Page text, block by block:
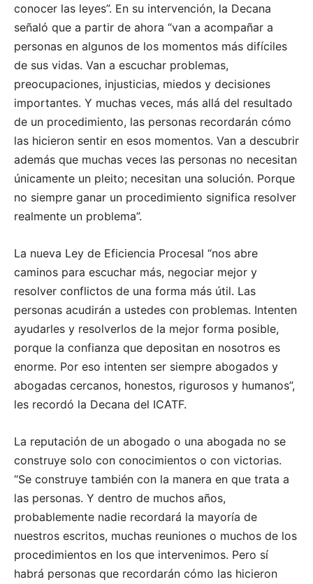
conocer las leyes”. En su intervención, la Decana
señaló que a partir de ahora “van a acompañar a
personas en algunos de los momentos más difíciles
de sus vidas. Van a escuchar problemas,
preocupaciones, injusticias, miedos y decisiones
importantes. Y muchas veces, más allá del resultado
de un procedimiento, las personas recordarán cómo
las hicieron sentir en esos momentos. Van a descubrir
además que muchas veces las personas no necesitan
únicamente un pleito; necesitan una solución. Porque
no siempre ganar un procedimiento significa resolver
realmente un problema”.
La nueva Ley de Eficiencia Procesal “nos abre
caminos para escuchar más, negociar mejor y
resolver conflictos de una forma más útil. Las
personas acudirán a ustedes con problemas. Intenten
ayudarles y resolverlos de la mejor forma posible,
porque la confianza que depositan en nosotros es
enorme. Por eso intenten ser siempre abogados y
abogadas cercanos, honestos, rigurosos y humanos”,
les recordó la Decana del ICATF.
La reputación de un abogado o una abogada no se
construye solo con conocimientos o con victorias.
“Se construye también con la manera en que trata a
las personas. Y dentro de muchos años,
probablemente nadie recordará la mayoría de
nuestros escritos, muchas reuniones o muchos de los
procedimientos en los que intervenimos. Pero sí
habrá personas que recordarán cómo las hicieron